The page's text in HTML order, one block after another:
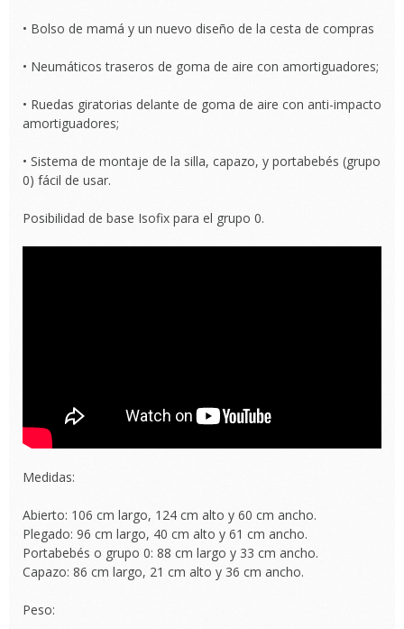
• Bolso de mamá y un nuevo diseño de la cesta de compras
• Neumáticos traseros de goma de aire con amortiguadores;
• Ruedas giratorias delante de goma de aire con anti-impacto
amortiguadores;
• Sistema de montaje de la silla, capazo, y portabebés (grupo
0) fácil de usar.
Posibilidad de base Isofix para el grupo 0.
Medidas:
Abierto: 106 cm largo, 124 cm alto y 60 cm ancho.
Plegado: 96 cm largo, 40 cm alto y 61 cm ancho.
Portabebés o grupo 0: 88 cm largo y 33 cm ancho.
Capazo: 86 cm largo, 21 cm alto y 36 cm ancho.
Peso: